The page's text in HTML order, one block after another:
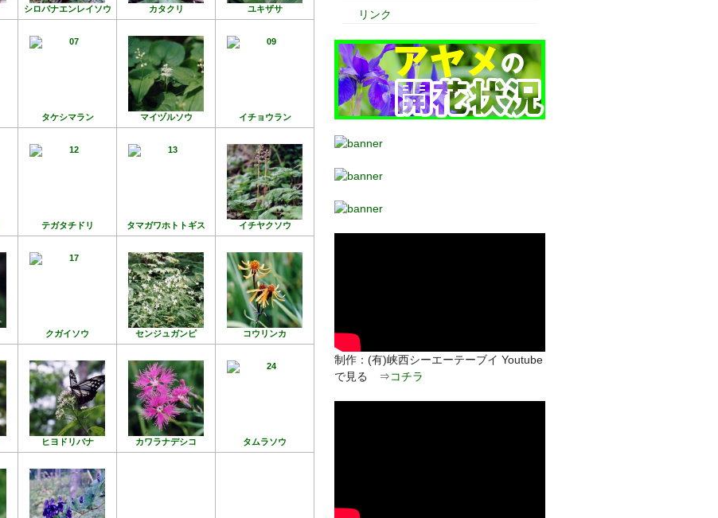
シロバナエンレイソウ カタクリ ユキザサ
タケシマラン マイヅルソウ イチョウラン
テガタチドリ タマガワホトトギス イチヤクソウ
クガイソウ センジュガンピ コウリンカ
ヒヨドリバナ カワラナデシコ タムラソウ
リンク
制作：(有)峡西シーエーテーブイ Youtube
で見る ⇒コチラ